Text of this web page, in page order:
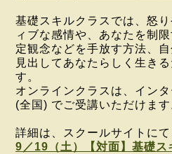
基礎スキルクラスでは、怒
ィブな感情や、あなたを制
定観念などを手放す方法、
見出してあなたらしく生き
す。
オンラインクラスは、イン
(全国) でご受講いただけます
詳細は、スクールサイトにて
9／19（土）【対面】基礎